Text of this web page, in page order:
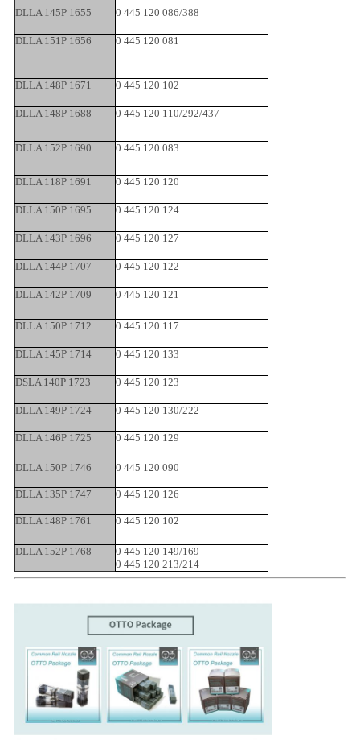
DLLA 145P 1655 0 445 120 086/388
DLLA 151P 1656 0 445 120 081
DLLA 148P 1671 0 445 120 102
DLLA 148P 1688 0 445 120 110/292/437
DLLA 152P 1690 0 445 120 083
DLLA 118P 1691 0 445 120 120
DLLA 150P 1695 0 445 120 124
DLLA 143P 1696 0 445 120 127
DLLA 144P 1707 0 445 120 122
DLLA 142P 1709 0 445 120 121
DLLA 150P 1712 0 445 120 117
DLLA 145P 1714 0 445 120 133
DSLA 140P 1723 0 445 120 123
DLLA 149P 1724 0 445 120 130/222
DLLA 146P 1725 0 445 120 129
DLLA 150P 1746 0 445 120 090
DLLA 135P 1747 0 445 120 126
DLLA 148P 1761 0 445 120 102
DLLA 152P 1768
0 445 120 149/169
0 445 120 213/214